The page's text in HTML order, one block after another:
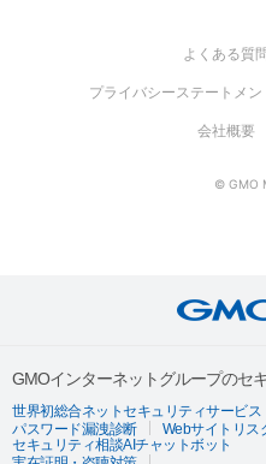
よくある質
プライバシーステートメン
会社概要
© GMO
GMOインターネットグループのセ
世界初総合ネットセキュリティサービス
パスワード漏洩診断
Webサイトリス
セキュリティ相談AIチャットボット